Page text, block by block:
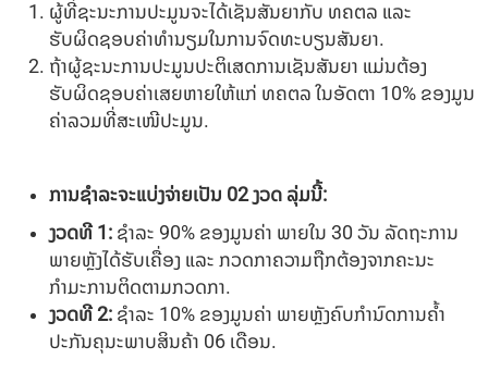
ຜູ້ທີ່ຊະນະການປະມູນຈະໄດ້ເຊັນສັນຍາກັບ ທຄຕລ ແລະ
ຮັບຜິດຊອບຄ່າທຳນຽມໃນການຈົດທະບຽນສັນຍາ.
ຖ້າຜູ້ຊະນະການປະມູນປະຕິເສດການເຊັນສັນຍາ ແມ່ນຕ້ອງ
ຮັບຜິດຊອບຄ່າເສຍຫາຍໃຫ້ແກ່ ທຄຕລ ໃນອັດຕາ 10% ຂອງມູນ
ຄ່າລວມທີ່ສະເໜີປະມູນ.
ການຊໍາລະຈະແບ່ງຈ່າຍເປັນ 02ງວດ ລຸ່ມນີ້:
ງວດທີ 1 : ຊໍາລະ 90% ຂອງມູນຄ່າ ພາຍໃນ 30 ວັນ ລັດຖະການ
ພາຍຫຼັງໄດ້ຮັບເຄື່ອງ ແລະ ກວດກາຄວາມຖືກຕ້ອງຈາກຄະນະ
ກຳມະການຕິດຕາມກວດກາ.
ງວດທີ 2: ຊໍາລະ 10% ຂອງມູນຄ່າ ພາຍຫຼັງຄົບກໍານົດການຄໍ້າ
ປະກັນຄຸນະພາບສິນຄ້າ 06 ເດືອນ.